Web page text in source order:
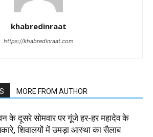
khabredinraat
https://khabredinraat.com
MORE FROM AUTHOR
के दूसरे सोमवार पर गूंजे हर-हर महादेव के
शिवालयों में उमड़ा आस्था का सैलाब